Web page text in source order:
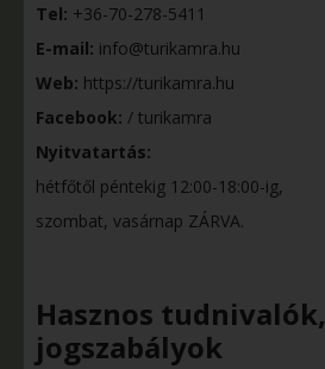
Tel: +36-70-278-5411
E-mail: info@turikamra.hu
Web: https://turikamra.hu
Facebook: / turikamra
Nyitvatartás:
hétfőtől péntekig 12:00-18:00-ig,
szombat, vasárnap ZÁRVA.
Hasznos tudnivalók,
jogszabályok